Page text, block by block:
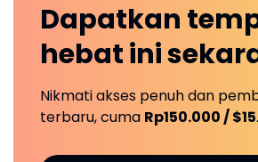
Dapatkan
hebat ini
Nikmati akses penuh dan
terbaru, cuma Rp150.000 / $15.